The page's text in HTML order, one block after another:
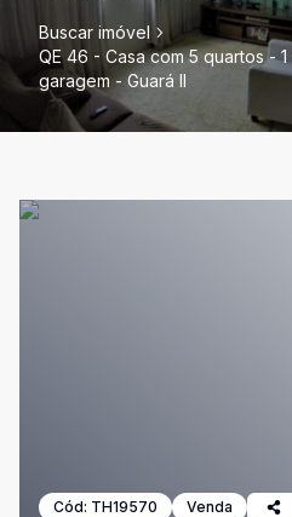
Buscar imóvel
QE 46 - Casa com 5 quartos -
garagem - Guará II
Cód: TH19570 Venda